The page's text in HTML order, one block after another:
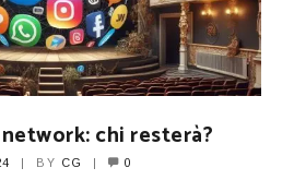
chi resterà?
BY CG 0